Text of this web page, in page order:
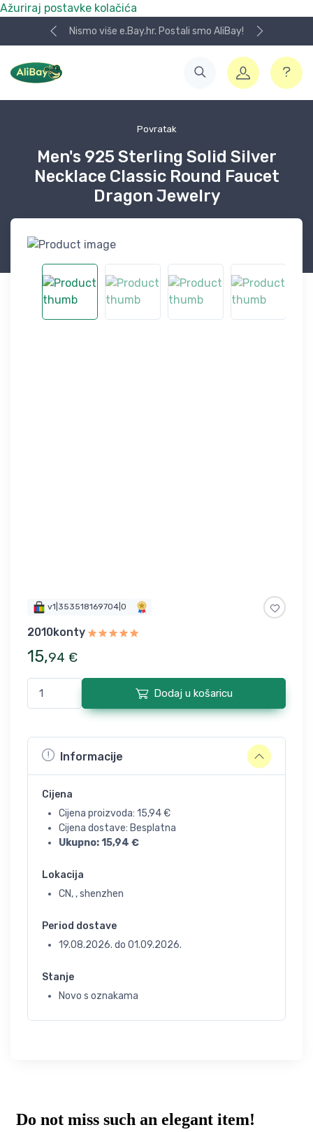
Ažuriraj postavke kolačića
Nismo više e.Bay.hr. Postali smo AliBay!
Povratak
Men's 925 Sterling Solid Silver
Necklace Classic Round Faucet
Dragon Jewelry
v1|353518169704|0
2010konty
15,94 €
Dodaj u košaricu
Informacije
Cijena
Cijena proizvoda: 15,94€
Cijena dostave: Besplatna
Ukupno:15,94 €
Lokacija
CN, , shenzhen
Period dostave
19.08.2026. do 01.09.2026.
Stanje
Novo s oznakama